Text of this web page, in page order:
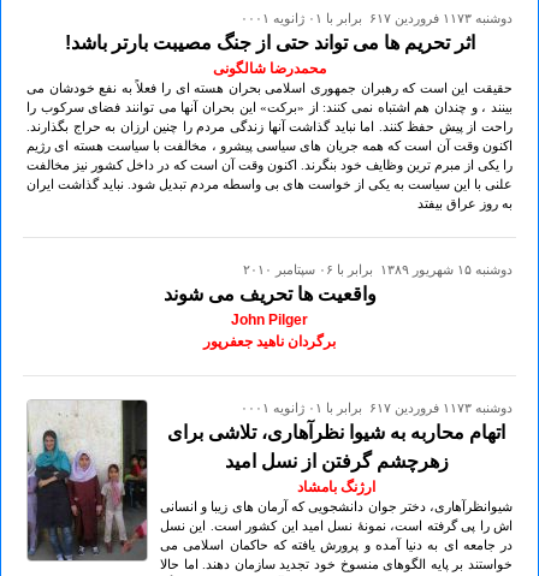
دوشنبه ۱۱۷۳ فروردين ۶۱۷ برابر با ۰۱ ژانويه ۰۰۰۱
اثر تحریم ها می تواند حتی از جنگ مصیبت بارتر باشد!
محمدرضا شالگونی
حقیقت این است که رهبران جمهوری اسلامی بحران هسته ای را فعلاً به نفع خودشان می
بینند ، و چندان هم اشتباه نمی کنند: از «برکت» این بحران آنها می توانند فضای سرکوب را
راحت از پیش حفظ کنند. اما نباید گذاشت آنها زندگی مردم را چنین ارزان به حراج بگذارند.
اکنون وقت آن است که همه جریان های سیاسی پیشرو ، مخالفت با سیاست هسته ای رژیم
را یکی از مبرم ترین وظایف خود بنگرند. اکنون وقت آن است که در داخل کشور نیز مخالفت
علنی با این سیاست به یکی از خواست های بی واسطه مردم تبدیل شود. نباید گذاشت ایران
به روز عراق بیفتد
دوشنبه ۱۵ شهريور ۱۳۸۹ برابر با ۰۶ سپتامبر ۲۰۱۰
واقعیت ها تحریف می شوند
John Pilger
برگردان ناهید جعفرپور
دوشنبه ۱۱۷۳ فروردين ۶۱۷ برابر با ۰۱ ژانويه ۰۰۰۱
اتهام محاربه به شیوا نظرآهاری، تلاشی برای
زهرچشم گرفتن از نسل امید
ارژنگ بامشاد
شیوانظرآهاری، دختر جوان دانشجویی که آرمان های زیبا و انسانی
اش را پی گرفته است، نمونۀ نسل امید این کشور است. این نسل
در جامعه ای به دنیا آمده و پرورش یافته که حاکمان اسلامی می
خواستند بر پایه الگوهای منسوخ خود تجدید سازمان دهند. اما حالا